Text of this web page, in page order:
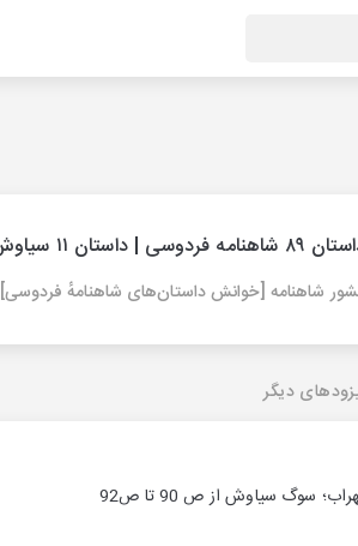
فردوسی | داستان ۱۱ سیاوش
شاهنامه [خوانش داستان‌های شاهنامهٔ فردوسی]
دیگر
سوگ سیاوش از ص 90 تا ص92